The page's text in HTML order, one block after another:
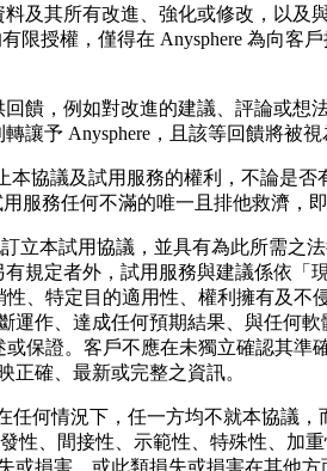
及其所有改進、強化或修改，以
限授權，僅得在 Anysphere 為向
饋，例如對改進的建議、評論或想
讓予 Anysphere，且該等回饋將被
本協議及試用服務的權利，不論是
服務任何不滿的唯一且排他救濟，
立本試用協議，並具有為此所需之
規定者外，試用服務與建議係依
、特定目的適用性、權利擁有及
運作、達成任何預期結果、與任何
保證。客戶不應在未獨立確認其
正確、最新或完整之資訊。
任何情況下，任一方均不就本協議
性、間接性、示範性、特殊性、加